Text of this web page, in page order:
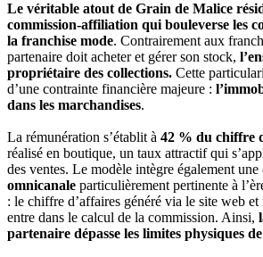
Le véritable atout de Grain de Malice
commission-affiliation qui bouleverse les
la franchise mode. Contrairement aux
partenaire doit acheter et gérer son stock,
propriétaire des collections. Cette
d’une contrainte financière majeure :
dans les marchandises.
La rémunération s’établit à 42 % du chiffre
réalisé en boutique, un taux attractif qui
des ventes. Le modèle intègre également une
omnicanale particulièrement pertinente à
: le chiffre d’affaires généré via le site web et
entre dans le calcul de la commission. Ainsi,
partenaire dépasse les limites physiques